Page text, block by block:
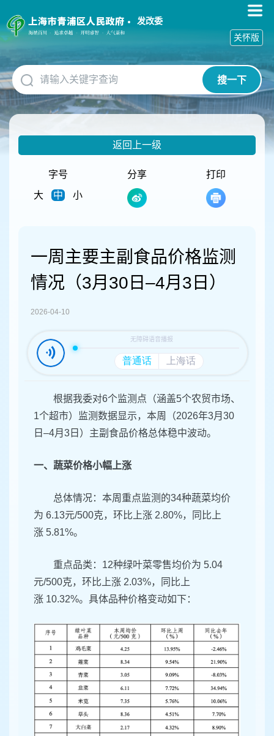
障
碍
作
说
明
跳
到
网
发改委
搜一下
关怀版
返回上一级
字号
大
中 小
分享 打印
一周主要主副食品价格监测
情况（3月30日–4月3日）
2026-04-10
根据我委对6个监测点（涵盖5个农贸市场、
1个超市）监测数据显示，本周（2026年3月30
日–4月3日）主副食品价格总体稳中波动。
一、蔬菜价格小幅上涨
总体情况：本周重点监测的34种蔬菜均价
为 6.13元/500克，环比上涨 2.80%，同比上
涨 5.81%。
重点品类：12种绿叶菜零售均价为 5.04
元/500克，环比上涨 2.03%，同比上
涨 10.32%。具体品种价格变动如下：